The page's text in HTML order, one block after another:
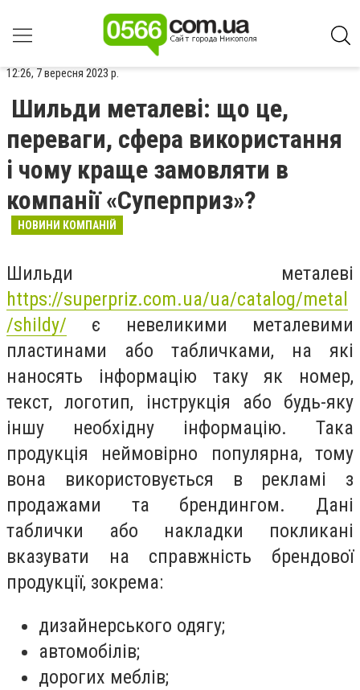
12:26, 7 вересня 2023 р.
Шильди металеві: що це,
переваги, сфера використання
і чому краще замовляти в
компанії «Суперприз»?
НОВИНИ КОМПАНІЙ
Шильди металеві
https://superpriz.com.ua/ua/catalog/metal
/shildy/ є невеликими металевими
пластинами або табличками, на які
наносять інформацію таку як номер,
текст, логотип, інструкція або будь-яку
іншу необхідну інформацію. Така
продукція неймовірно популярна, тому
вона використовується в рекламі з
продажами та брендингом. Дані
таблички або накладки покликані
вказувати на справжність брендової
продукції, зокрема:
дизайнерського одягу;
автомобілів;
дорогих меблів;